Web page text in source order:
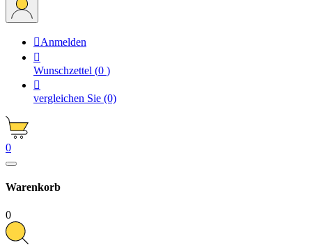
Anmelden

Wunschzettel (0 )

vergleichen Sie (0)
0
Warenkorb
0